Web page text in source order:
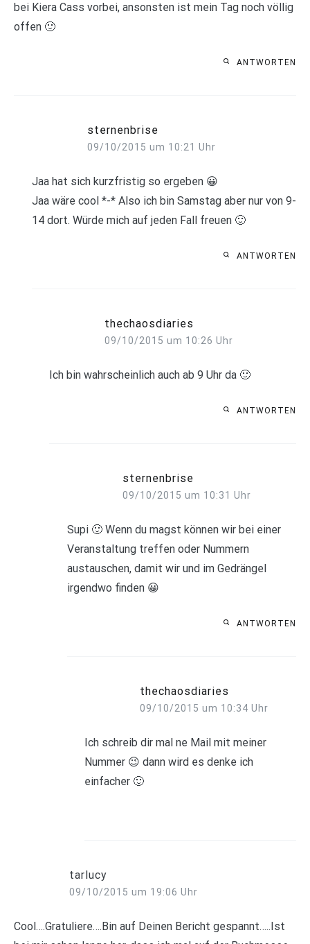
bei Kiera Cass vorbei, ansonsten ist mein Tag noch völlig
offen 🙂
ANTWORTEN
sternenbrise
09/10/2015 um 10:21 Uhr
Jaa hat sich kurzfristig so ergeben 😀
Jaa wäre cool *-* Also ich bin Samstag aber nur von 9-
14 dort. Würde mich auf jeden Fall freuen 🙂
ANTWORTEN
thechaosdiaries
09/10/2015 um 10:26 Uhr
Ich bin wahrscheinlich auch ab 9 Uhr da 🙂
ANTWORTEN
sternenbrise
09/10/2015 um 10:31 Uhr
Supi 🙂 Wenn du magst können wir bei einer
Veranstaltung treffen oder Nummern
austauschen, damit wir und im Gedrängel
irgendwo finden 😀
ANTWORTEN
thechaosdiaries
09/10/2015 um 10:34 Uhr
Ich schreib dir mal ne Mail mit meiner
Nummer 😉 dann wird es denke ich
einfacher 🙂
tarlucy
09/10/2015 um 19:06 Uhr
Cool….Gratuliere….Bin auf Deinen Bericht gespannt…..Ist